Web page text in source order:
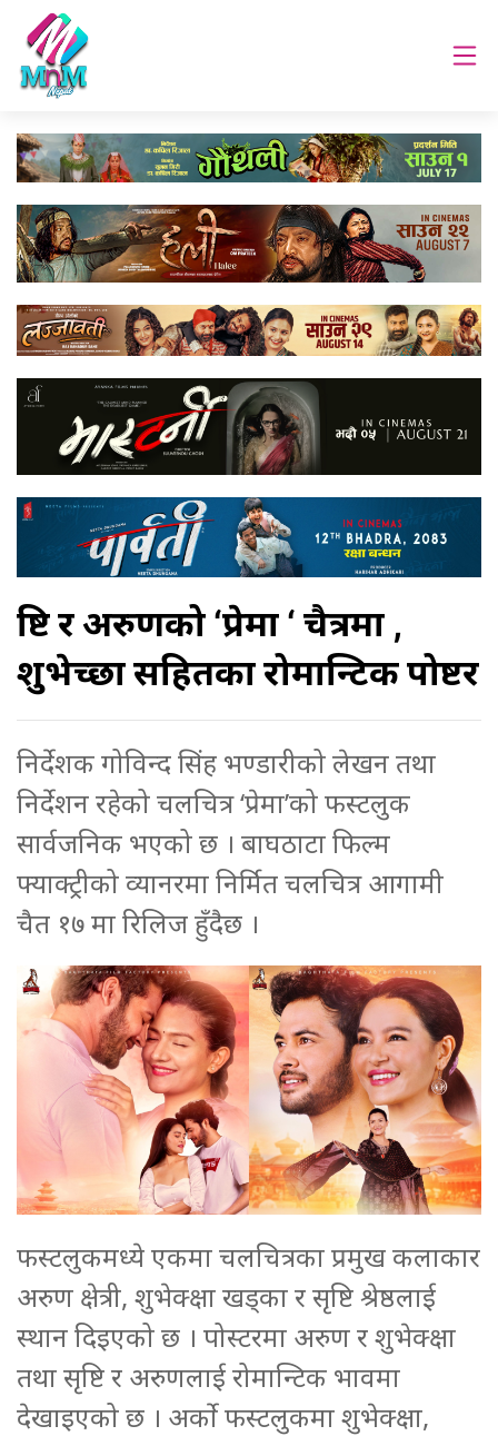
शृष्टि र अरुणको ‘प्रेमा ‘ चैत्रमा ,
शुभेच्छा सहितका रोमान्टिक पोष्टर
निर्देशक गोविन्द सिंह भण्डारीको लेखन तथा
निर्देशन रहेको चलचित्र ‘प्रेमा’को फस्टलुक
सार्वजनिक भएको छ । बाघठाटा फिल्म
फ्याक्ट्रीको व्यानरमा निर्मित चलचित्र आगामी
चैत १७ मा रिलिज हुँदैछ ।
फस्टलुकमध्ये एकमा चलचित्रका प्रमुख कलाकार
अरुण क्षेत्री, शुभेक्क्षा खड्का र सृष्टि श्रेष्ठलाई
स्थान दिइएको छ । पोस्टरमा अरुण र शुभेक्क्षा
तथा सृष्टि र अरुणलाई रोमान्टिक भावमा
देखाइएको छ । अर्को फस्टलुकमा शुभेक्क्षा,